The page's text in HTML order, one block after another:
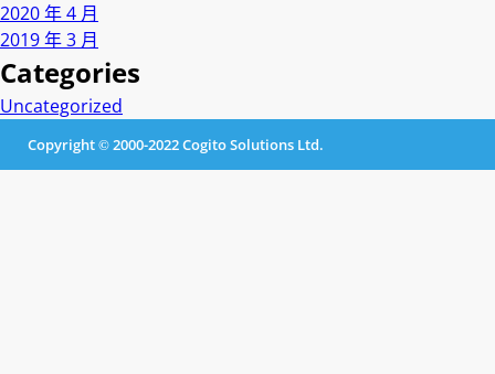
2020 年 4 月
2019 年 3 月
Categories
Uncategorized
Copyright © 2000-2022 Cogito Solutions Ltd.